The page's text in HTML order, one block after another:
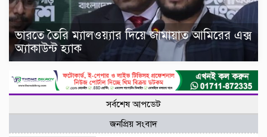
ভারতে তৈরি ম্যালওয়্যার দিয়ে জামায়াত আমিরের এক্স
অ্যাকাউন্ট হ্যাক
সর্বশেষ আপডেট
জনপ্রিয় সংবাদ